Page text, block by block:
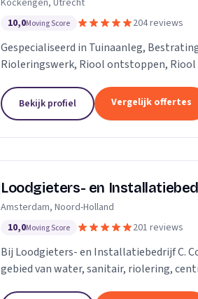
Kockengen, Utrecht
10,0Moving Score 204 reviews
Gespecialiseerd in Tuinaanleg,
Rioleringswerk, Riool ontstoppen,
Bekijk profiel Vergelijk offertes
Loodgieters- en
Amsterdam, Noord-Holland
10,0Moving Score 201 reviews
Bij Loodgieters- en Installatiebedrijf C.
gebied van water, sanitair, riolering,